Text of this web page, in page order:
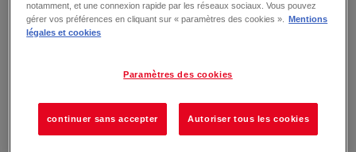
notamment, et une connexion rapide par les réseaux sociaux. Vous pouvez
gérer vos préférences en cliquant sur « paramètres des cookies ».
Mentions
légales et cookies
Paramètres des cookies
continuer sans accepter Autoriser tous les cookies